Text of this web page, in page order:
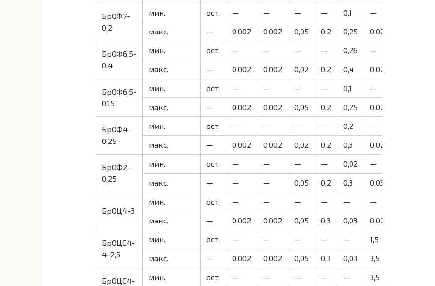
БрОФ7-
0,2
мин. ост. — — — — 0,1 —
макс. — 0,002 0,002 0,05 0,2 0,25 0,02
БрОФ6,5-
0,4
мин. ост. — — — — 0,26 —
макс. — 0,002 0,002 0,02 0,2 0,4 0,02
БрОФ6,5-
0,15
мин. ост. — — — — 0,1 —
макс. — 0,002 0,002 0,05 0,2 0,25 0,02
БрОФ4-
0,25
мин. ост. — — — — 0,2 —
макс. — 0,002 0,002 0,02 0,2 0,3 0,02
БрОФ2-
0,25
мин. ост. — — — — 0,02 —
макс. — — — 0,05 0,2 0,3 0,03
БрОЦ4-3
мин. ост. — — — — — —
макс. — 0,002 0,002 0,05 0,3 0,03 0,02
БрОЦС4-
4-2,5
мин. ост. — — — — — 1,5
макс. — 0,002 0,002 0,05 0,3 0,03 3,5
БрОЦС4-
мин. ост. — — — — — 3,5